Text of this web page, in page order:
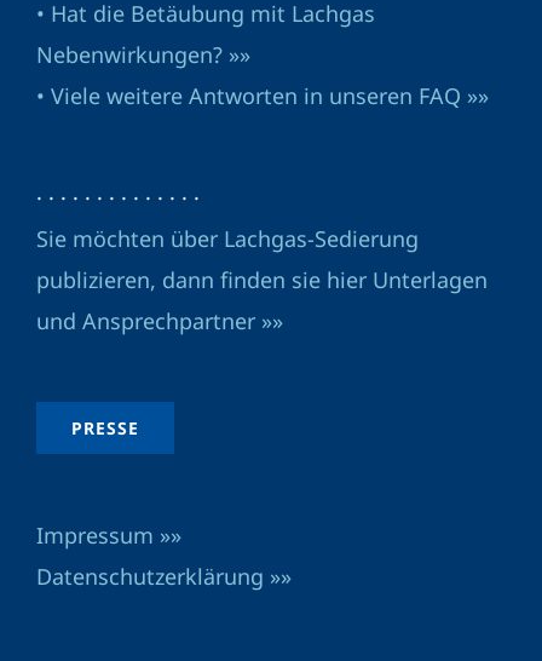
• Hat die Betäubung mit Lachgas
Nebenwirkungen? »»
• Viele weitere Antworten in unseren FAQ »»
· · · · · · · · · · · · · ·
Sie möchten über Lachgas-Sedierung
publizieren, dann finden sie hier Unterlagen
und Ansprechpartner »»
PRESSE
Impressum »»
Datenschutzerklärung »»